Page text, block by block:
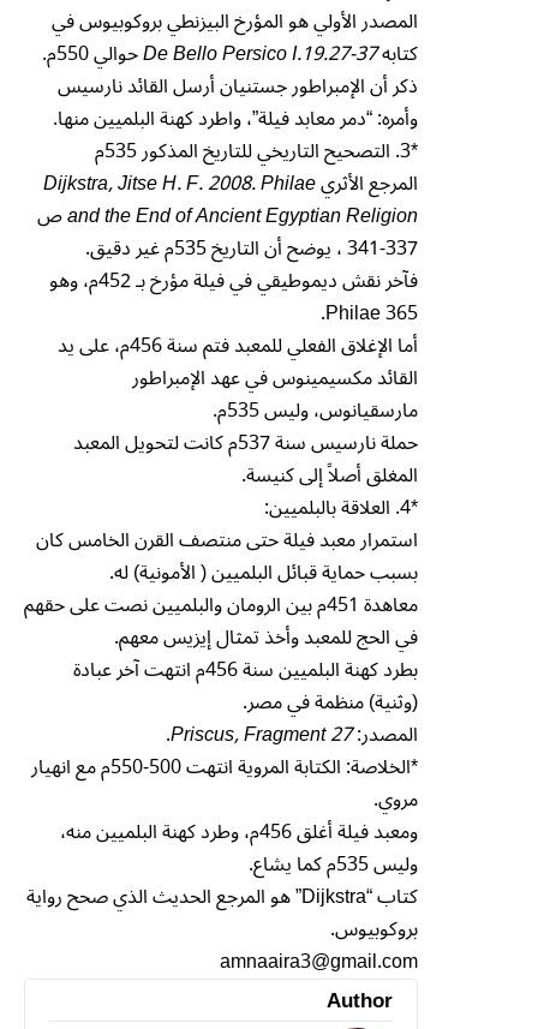
المصدر الأولي هو المؤرخ البيزنطي بروكوبيوس في
كتابهDe Bello Persico I.19.27-37حوالي 550م.
ذكر أن الإمبراطور جستنيان أرسل القائد نارسيس
وأمره: “دمر معابد فيلة”، واطرد كهنة البلميين منها.
*3. التصحيح التاريخي للتاريخ المذكور 535م
المرجع الأثريDijkstra, Jitse H. F. 2008. Philae
and the End of Ancient Egyptian Religionص
337-341 ، يوضح أن التاريخ 535م غير دقيق.
فآخر نقش ديموطيقي في فيلة مؤرخ بـ 452م، وهو
Philae 365.
أما الإغلاق الفعلي للمعبد فتم سنة 456م، على يد
القائد مكسيمينوس في عهد الإمبراطور
مارسقيانوس، وليس 535م.
حملة نارسيس سنة 537م كانت لتحويل المعبد
المغلق أصلاً إلى كنيسة.
*4. العلاقة بالبلميين:
استمرار معبد فيلة حتى منتصف القرن الخامس كان
بسبب حماية قبائل البلميين ( الأمونية) له.
معاهدة 451م بين الرومان والبلميين نصت على حقهم
في الحج للمعبد وأخذ تمثال إيزيس معهم.
بطرد كهنة البلميين سنة 456م انتهت آخر عبادة
(وثنية) منظمة في مصر.
المصدر:Priscus, Fragment 27
.
*الخلاصة: الكتابة المروية انتهت 500-550م مع انهيار
مروي.
ومعبد فيلة أغلق 456م، وطرد كهنة البلميين منه،
وليس 535م كما يشاع.
كتاب “Dijkstra” هو المرجع الحديث الذي صحح رواية
بروكوبيوس.
amnaaira3@gmail.com
Author